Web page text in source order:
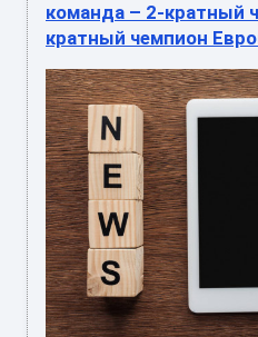
команда – 2-кратный
кратный чемпион